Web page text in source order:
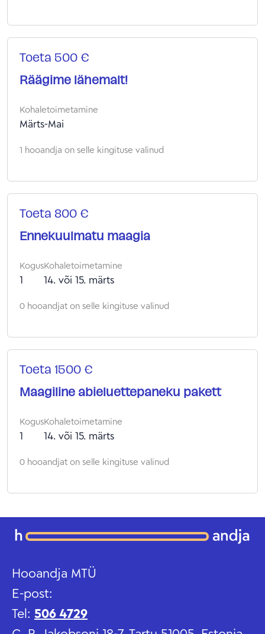
Toeta 500 €
Räägime lähemalt!
Kohaletoimetamine
Märts-Mai
1 hooandja on selle kingituse valinud
Toeta 800 €
Ennekuulmatu maagia
Kogus
1
Kohaletoimetamine
14. või 15. märts
0 hooandjat on selle kingituse valinud
Toeta 1500 €
Maagiline abieluettepaneku pakett
Kogus
1
Kohaletoimetamine
14. või 15. märts
0 hooandjat on selle kingituse valinud
Hooandja MTÜ
E-post:
Tel: 506 4729